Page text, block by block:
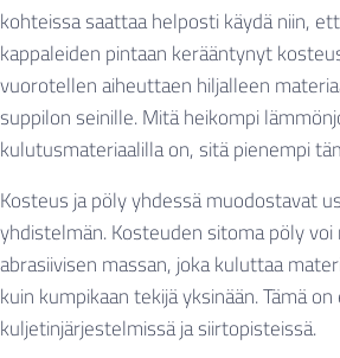
kohteissa saattaa helposti käydä niin,
kappaleiden pintaan kerääntynyt
vuorotellen aiheuttaen hiljalleen
suppilon seinille. Mitä heikompi
kulutusmateriaalilla on, sitä pienempi
Kosteus ja pöly yhdessä muodostavat
yhdistelmän. Kosteuden sitoma pöly
abrasiivisen massan, joka kuluttaa
kuin kumpikaan tekijä yksinään. Tämä
kuljetinjärjestelmissä ja siirtopisteissä.